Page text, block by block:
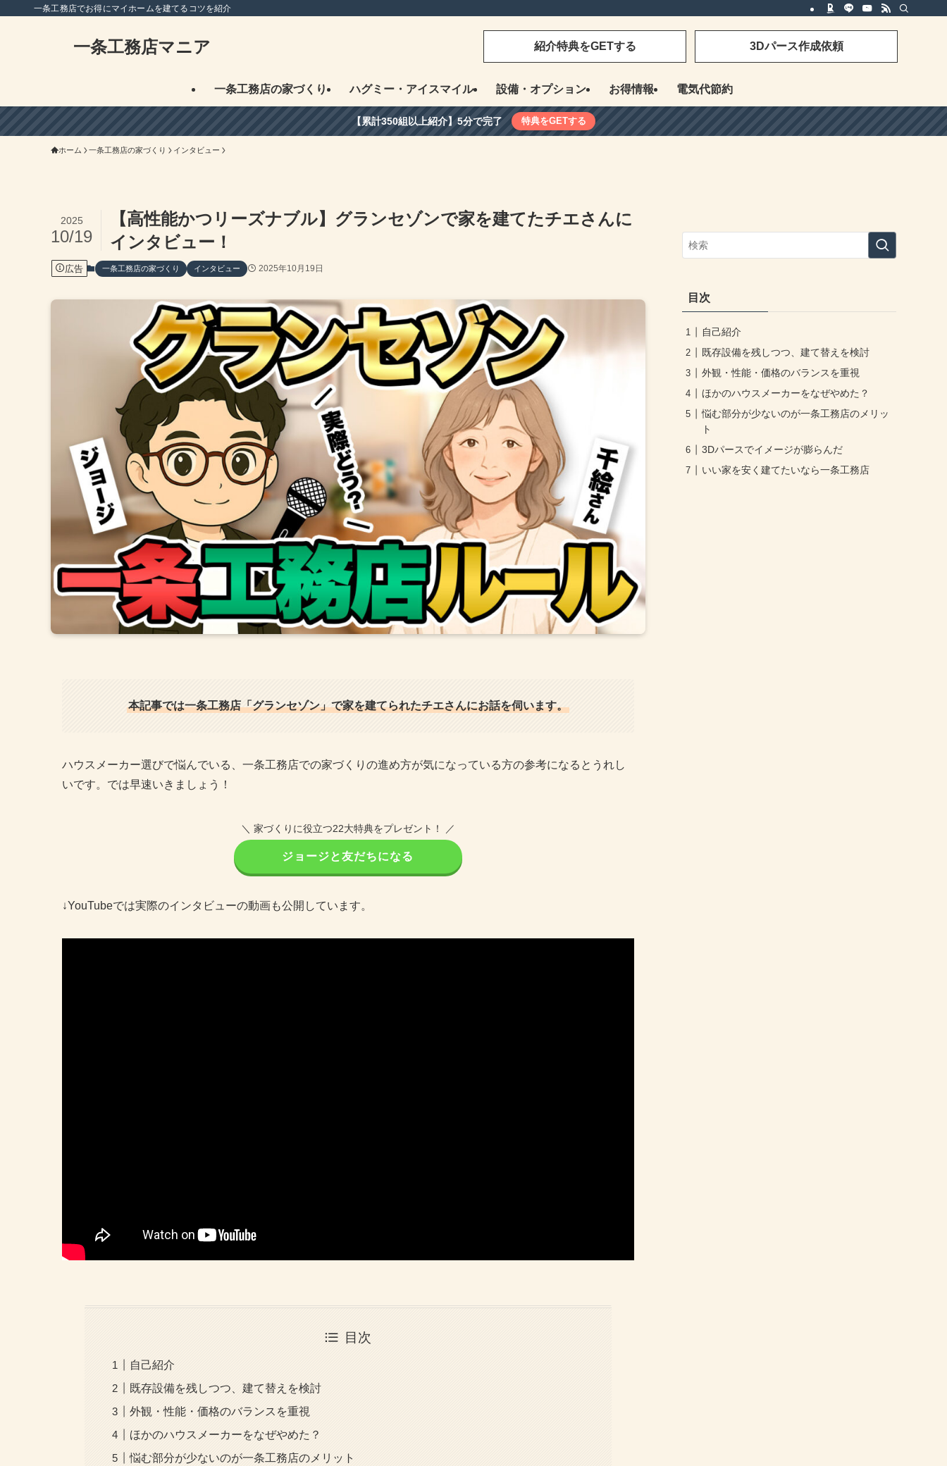
一条工務店でお得にマイホームを建てるコツを紹介
一条工務店マニア
一条工務店の家づくり ハグミー・アイスマイル 設備・オプション お得情報 電気代節約
紹介特典をGETする 3Dパース作成依頼
【累計350組以上紹介】5分で完了 特典をGETする
ホーム 一条工務店の家づくり インタビュー
【高性能かつリーズナブル】グランセゾンで家を建てたチエさんに
インタビュー！
2025
10/19
広告 一条工務店の家づくり インタビュー 2025年10月19日
本記事では一条工務店「グランセゾン」で家を建てられたチエさんにお話を伺います。
ハウスメーカー選びで悩んでいる、一条工務店での家づくりの進め方が気になっている方の参考になるとうれし
いです。では早速いきましょう！
＼ 家づくりに役立つ22大特典をプレゼント！ ／
ジョージと友だちになる
↓YouTubeでは実際のインタビューの動画も公開しています。
目次
自己紹介
既存設備を残しつつ、建て替えを検討
外観・性能・価格のバランスを重視
ほかのハウスメーカーをなぜやめた？
悩む部分が少ないのが一条工務店のメリット
目次
自己紹介
既存設備を残しつつ、建て替えを検討
外観・性能・価格のバランスを重視
ほかのハウスメーカーをなぜやめた？
悩む部分が少ないのが一条工務店のメリッ
ト
3Dパースでイメージが膨らんだ
いい家を安く建てたいなら一条工務店